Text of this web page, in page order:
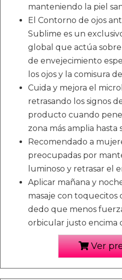
manteniendo la piel
El Contorno de ojos
Sublime es un
global que actúa
de envejecimiento
los ojos y la comisura
Cuida y mejora el
retrasando los signos
producto cuando
zona más amplia
Recomendado a
preocupadas por
luminoso y retrasar el
Aplicar mañana y
masaje con toquecitos
dedo que menos
orbicular justo encima
Ver